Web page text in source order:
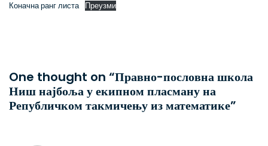
Коначна ранг листа Преузми
One thought on “Правно-пословна школа
Ниш најбоља у екипном пласману на
Републичком такмичењу из математике”